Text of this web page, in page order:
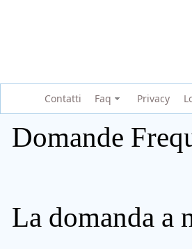
Contatti Faq Privacy
Domande
La domanda a